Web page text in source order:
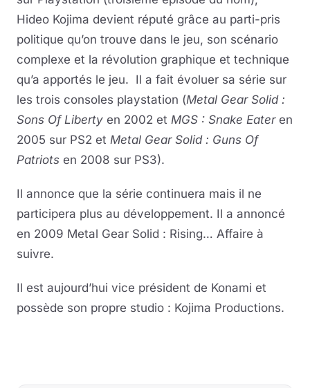
Hideo Kojima devient réputé grâce au parti-pris
politique qu’on trouve dans le jeu, son scénario
complexe et la révolution graphique et technique
qu’a apportés le jeu. Il a fait évoluer sa série sur
les trois consoles playstation (Metal Gear Solid :
Sons Of Liberty en 2002 et MGS : Snake Eateren
2005 sur PS2 et Metal Gear Solid : Guns Of
Patriots en 2008 sur PS3).
Il annonce que la série continuera mais il ne
participera plus au développement. Il a annoncé
en 2009 Metal Gear Solid : Rising… Affaire à
suivre.
Il est aujourd’hui vice président de Konami et
possède son propre studio : Kojima Productions.